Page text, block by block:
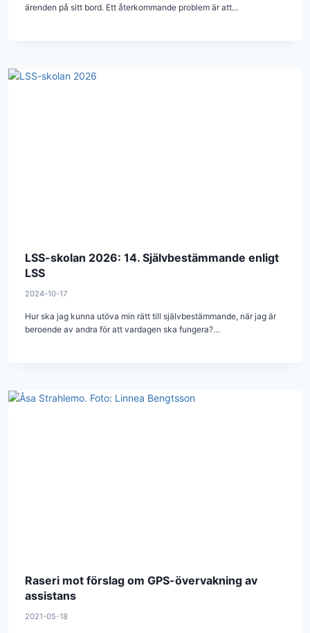
ärenden på sitt bord. Ett återkommande problem är att…
LSS-skolan 2026: 14. Självbestämmande enligt
LSS
2024-10-17
Hur ska jag kunna utöva min rätt till självbestämmande, när jag är
beroende av andra för att vardagen ska fungera?…
Raseri mot förslag om GPS-övervakning av
assistans
2021-05-18